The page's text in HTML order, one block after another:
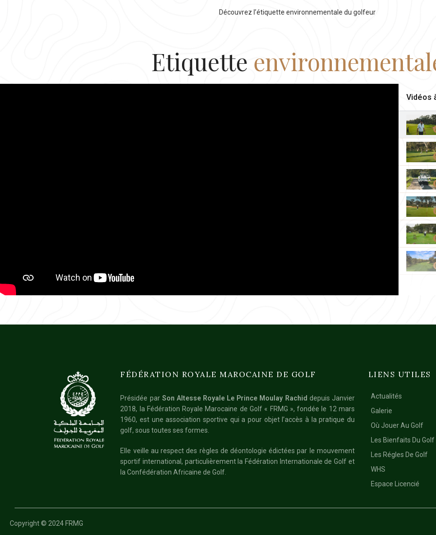
Découvrez l’étiquette environnementale du golfeur
Etiquette
Vidéos
FÉDÉRATION ROYALE MAROCAINE DE GOLF
Présidée par Son Altesse Royale Le Prince Moulay Rachid depuis Janvier
2018, la Fédération Royale Marocaine de Golf « FRMG », fondée le 12 mars
1960, est une association sportive qui a pour objet l’accès à la pratique du
golf, sous toutes ses formes.
Elle veille au respect des règles de déontologie édictées par le mouvement
sportif international, particulièrement la Fédération Internationale de Golf et
la Confédération Africaine de Golf.
LIENS UTILES
Actualités
Galerie
Où Jouer Au Golf
Les Bienfaits Du Golf
Les Régles De Golf
WHS
Espace Licencié
Copyright © 2024 FRMG